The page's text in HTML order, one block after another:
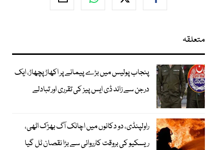
متعلقہ
پنجاب پولیس میں بڑے پیمانے پر اکھاڑ پچھاڑ، ایک
درجن سے زائد ڈی ایس پیز کی تقرری اور تبادلے
راولپنڈی، دو دکانوں میں اچانک آگ بھڑک اٹھی،
ریسکیو کی بروقت کارروائی سے بڑا نقصان ٹل گیا